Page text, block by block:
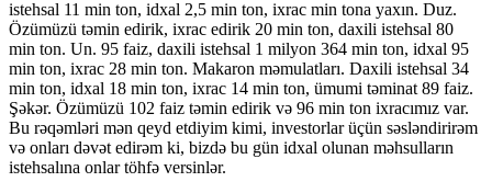
istehsal 11 min ton, idxal 2,5 min ton, ixrac min tona yaxın. Duz.
Özümüzü təmin edirik, ixrac edirik 20 min ton, daxili istehsal 80
min ton. Un. 95 faiz, daxili istehsal 1 milyon 364 min ton, idxal 95
min ton, ixrac 28 min ton. Makaron məmulatları. Daxili istehsal 34
min ton, idxal 18 min ton, ixrac 14 min ton, ümumi təminat 89 faiz.
Şəkər. Özümüzü 102 faiz təmin edirik və 96 min ton ixracımız var.
Bu rəqəmləri mən qeyd etdiyim kimi, investorlar üçün səsləndirirəm
və onları dəvət edirəm ki, bizdə bu gün idxal olunan məhsulların
istehsalına onlar töhfə versinlər.